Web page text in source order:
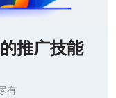
推广技能
有